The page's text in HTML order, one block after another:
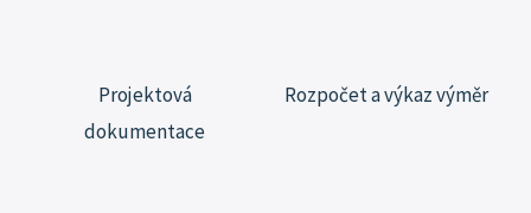
Projektová
dokumentace
Rozpočet a výkaz výměr